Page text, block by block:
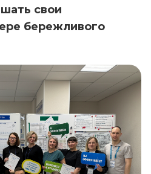
свои
бережливого